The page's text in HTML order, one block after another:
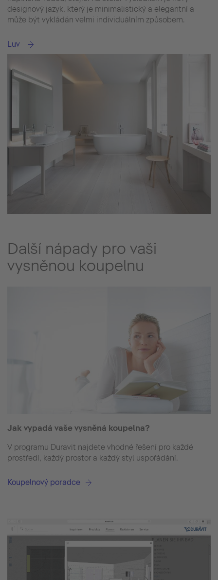
designový jazyk, který je minimalistický a elegantní a
může být vykládán velmi individuálním způsobem.
Luv
Další nápady pro vaši
vysněnou koupelnu
Jak vypadá vaše vysněná koupelna?
V programu Duravit najdete vhodné řešení pro každé
prostředí, každý prostor a každý styl uspořádání.
Koupelnový poradce